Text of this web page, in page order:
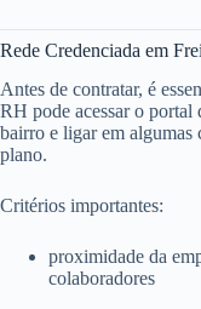
Rede Credenciada em
Antes de contratar, é
RH pode acessar o portal
bairro e ligar em algumas
plano.
Critérios importantes:
proximidade da
colaboradores